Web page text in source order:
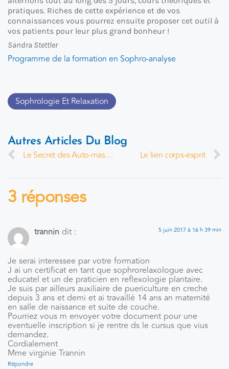
pratiques. Riches de cette expérience et de vos
connaissances vous pourrez ensuite proposer cet outil à
vos patients pour leur plus grand bonheur !
Sandra Stettler
Programme de la formation en Sophro-analyse
Sophrologie Et Relaxation
Autres Articles Du Blog
Le Secret des Auto-massages chinois
Le lien corps-esprit
3 réponses
trannin dit : 5 juin 2017 à 16 h 39 min
Je serai interessee par votre formation
J ai un certificat en tant que sophrorelaxologue avec
educatel et un de praticien en reflexologie plantaire.
Je suis par ailleurs auxiliaire de puericulture en creche
depuis 3 ans et demi et ai travaillé 14 ans an maternité
en salle de naissance et suite de couche.
Pourriez vous m envoyer votre document pour une
eventuelle inscription si je rentre ds le cursus que vius
demandez.
Cordialement
Mme virginie Trannin
Répondre